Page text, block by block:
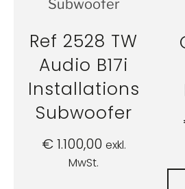
Ref 2528 TW
Audio B17i
Installations
Subwoofer
€1.100,00 exkl.
MwSt.